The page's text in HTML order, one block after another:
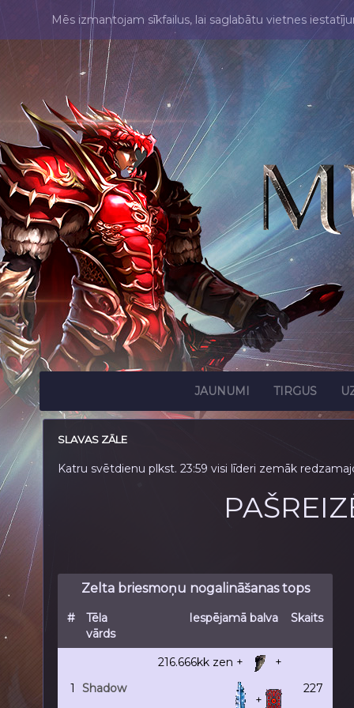
Mēs izmantojam sīkfailus, lai saglabātu vietnes
JAUNUMI TIRGUS
SLAVAS ZĀLE
Katru svētdienu plkst. 23:59 visi līderi zemāk
Zelta briesmoņu nogalināšanas tops
#
Tēla
vārds
Iespējamā balva Skaits
1 Shadow
216.666kk zen + +
+
227